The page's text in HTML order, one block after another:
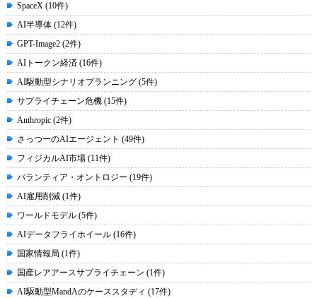
SpaceX (10件)
AI半導体 (12件)
GPT-Image2 (2件)
AIトークン経済 (16件)
AI駆動型シナリオプランニング (5件)
サプライチェーン危機 (15件)
Anthropic (2件)
さっつーのAIエージェント (49件)
フィジカルAI市場 (11件)
パランティア・オントロジー (19件)
AI雇用削減 (1件)
ワールドモデル (5件)
AIデータフライホイール (16件)
国家情報局 (1件)
国産レアアースサプライチェーン (1件)
AI駆動型MandAのケーススタディ (17件)